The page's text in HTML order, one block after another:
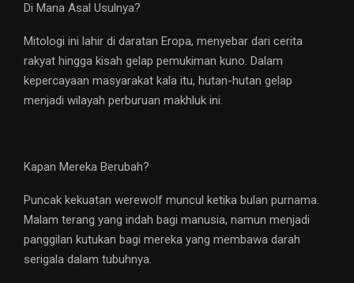
Di Mana Asal Usulnya?
Mitologi ini lahir di daratan Eropa, menyebar dari cerita
rakyat hingga kisah gelap pemukiman kuno. Dalam
kepercayaan masyarakat kala itu, hutan-hutan gelap
menjadi wilayah perburuan makhluk ini.
Kapan Mereka Berubah?
Puncak kekuatan werewolf muncul ketika bulan purnama.
Malam terang yang indah bagi manusia, namun menjadi
panggilan kutukan bagi mereka yang membawa darah
serigala dalam tubuhnya.